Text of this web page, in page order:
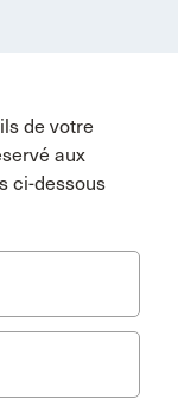
de votre
aux
ci-dessous